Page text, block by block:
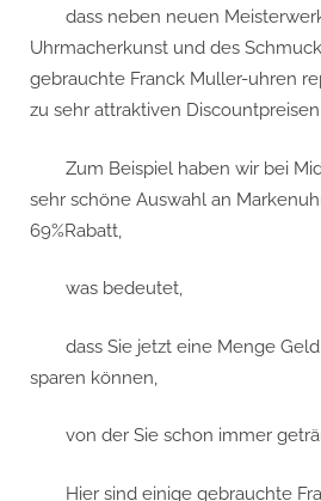
dass neben neuen
Uhrmacherkunst und des
gebrauchte Franck Muller-uhren
zu sehr attraktiven
Zum Beispiel haben wir bei
sehr schöne Auswahl an
69%Rabatt,
was bedeutet,
dass Sie jetzt eine Menge Geld
sparen können,
von der Sie schon immer
Hier sind einige gebrauchte